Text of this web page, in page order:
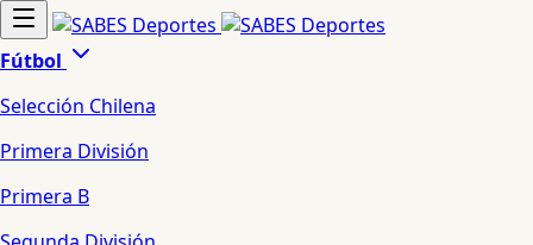
Fútbol
Selección Chilena
Primera División
Primera B